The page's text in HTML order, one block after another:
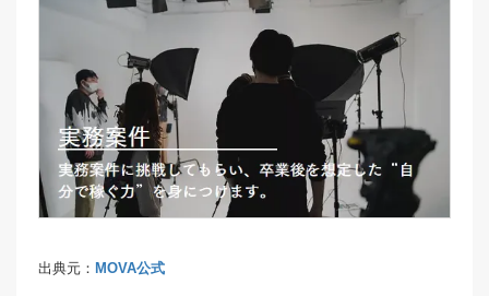
出典元： MOVA公式